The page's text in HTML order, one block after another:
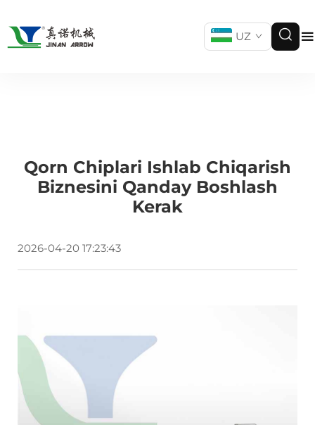
UZ
Qorn Chiplari Ishlab Chiqarish
Biznesini Qanday Boshlash
Kerak
2026-04-20 17:23:43